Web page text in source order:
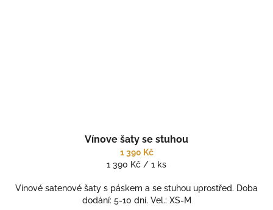
Vínove šaty se stuhou
1 390 Kč
Měrná
1 390 Kč / 1 ks
Vínové satenové šaty s páskem a se stuhou uprostřed. Doba
dodání: 5-10 dní. Vel.: XS-M